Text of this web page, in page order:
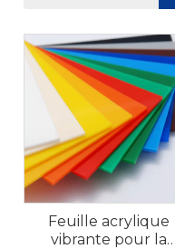
Feuille acrylique
vibrante pour la